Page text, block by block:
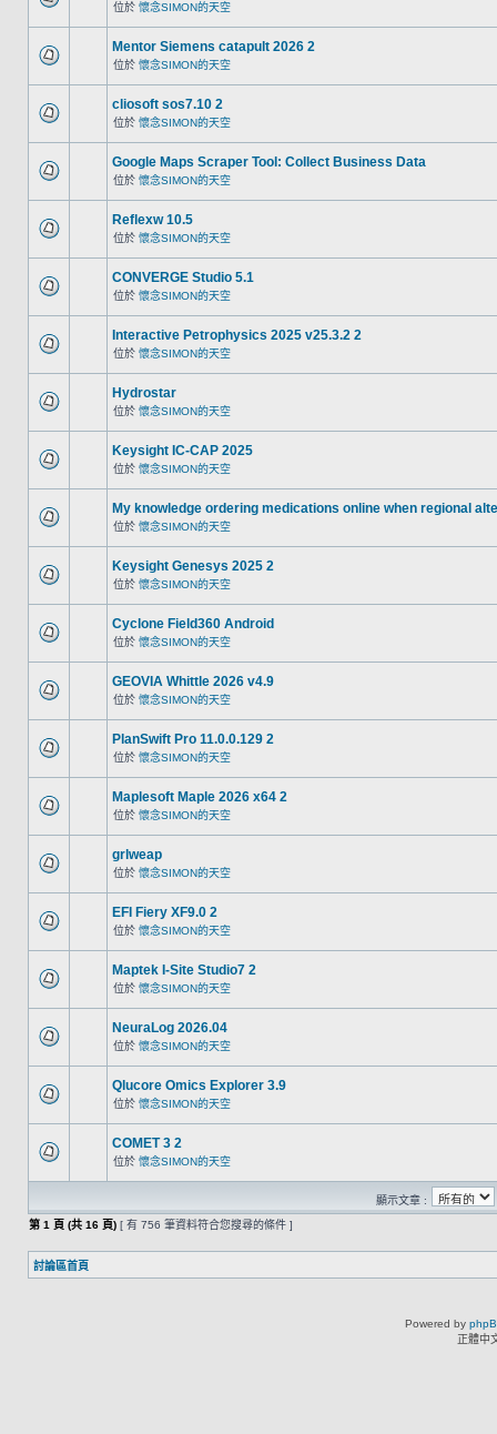
位於 懷念SIMON的天空
Mentor Siemens catapult 2026 2
位於 懷念SIMON的天空
cliosoft sos7.10 2
位於 懷念SIMON的天空
Google Maps Scraper Tool: Collect Business Data
位於 懷念SIMON的天空
Reflexw 10.5
位於 懷念SIMON的天空
CONVERGE Studio 5.1
位於 懷念SIMON的天空
Interactive Petrophysics 2025 v25.3.2 2
位於 懷念SIMON的天空
Hydrostar
位於 懷念SIMON的天空
Keysight IC-CAP 2025
位於 懷念SIMON的天空
My knowledge ordering medications online when regional
位於 懷念SIMON的天空
Keysight Genesys 2025 2
位於 懷念SIMON的天空
Cyclone Field360 Android
位於 懷念SIMON的天空
GEOVIA Whittle 2026 v4.9
位於 懷念SIMON的天空
PlanSwift Pro 11.0.0.129 2
位於 懷念SIMON的天空
Maplesoft Maple 2026 x64 2
位於 懷念SIMON的天空
grlweap
位於 懷念SIMON的天空
EFI Fiery XF9.0 2
位於 懷念SIMON的天空
Maptek I-Site Studio7 2
位於 懷念SIMON的天空
NeuraLog 2026.04
位於 懷念SIMON的天空
Qlucore Omics Explorer 3.9
位於 懷念SIMON的天空
COMET 3 2
位於 懷念SIMON的天空
顯示文章 :
第 1 頁 (共 16 頁) [ 有 756 筆資料符合您搜尋的條件 ]
討論區首頁
Powered by
正體中